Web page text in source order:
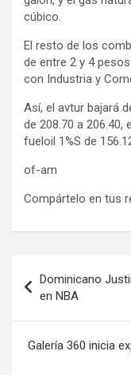
cúbico.
El resto de los
de entre 2 y 4
con Industria y
Así, el avtur bajará
de 208.70 a 206.40,
fueloil 1%S de
of-am
Compártelo en tus
de
entradas
Dominicano
en NBA
Galería 360 inicia